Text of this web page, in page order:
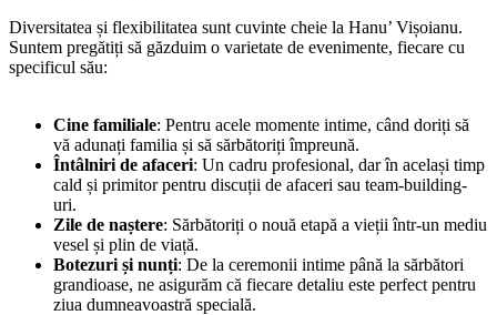
Diversitatea și flexibilitatea sunt cuvinte cheie la Hanu’ Vișoianu.
Suntem pregătiți să găzduim o varietate de evenimente, fiecare cu
specificul său:
Cine familiale: Pentru acele momente intime, când doriți să
vă adunați familia și să sărbătoriți împreună.
Întâlniri de afaceri: Un cadru profesional, dar în același timp
cald și primitor pentru discuții de afaceri sau team-building-
uri.
Zile de naștere: Sărbătoriți o nouă etapă a vieții într-un mediu
vesel și plin de viață.
Botezuri și nunți: De la ceremonii intime până la sărbători
grandioase, ne asigurăm că fiecare detaliu este perfect pentru
ziua dumneavoastră specială.